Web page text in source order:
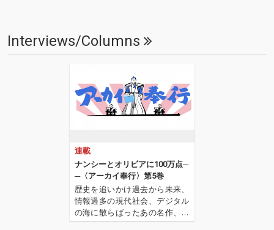
Interviews/Columns
連載
ナンシーとオリビアに100万点─
─〈アーカイ奉行〉第5巻
歴史を追いかけ過去から未来、
情報過多の現代社会、デジタル
の海に散らばったあの名作、こ
の名作たちをひとつにまとめる